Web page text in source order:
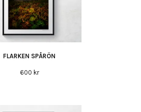
FLARKEN SPÅRÖN
600 kr